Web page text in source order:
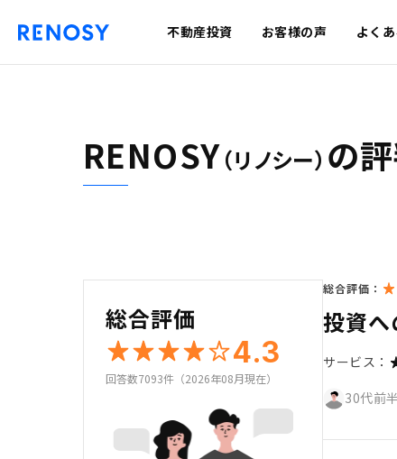
不動産投資 お客様の声 よく
RENOSY（リノシー） の
総合評価
4.3
回答数7093件（2026年08月現在）
総合評価：
投資へ
サービス：
30代前半